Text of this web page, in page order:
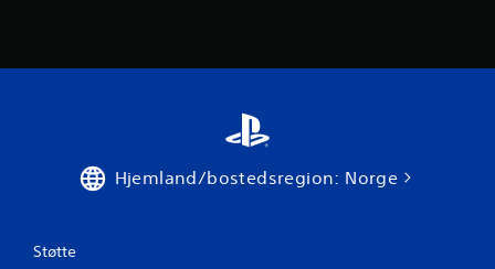
r
Hjemland/bostedsregion: Norge
Støtte